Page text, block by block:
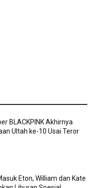
BLACKPINK Akhirnya
Ultah ke-10 Usai Teror
Eton, William dan Kate